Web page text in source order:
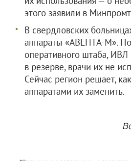
этого заявили в
В свердловских
аппараты «АВЕНТА-М».
оперативного штаба, ИВЛ
в резерве, врачи их не
Сейчас регион решает,
аппаратами их заменить.